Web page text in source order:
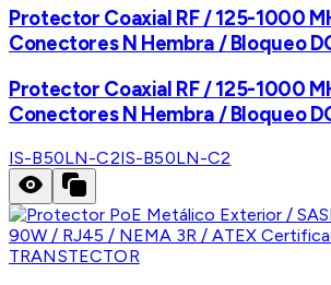
Protector Coaxial RF / 125-1000
Conectores N Hembra / Bloqueo
Protector Coaxial RF / 125-1000
Conectores N Hembra / Bloqueo
IS-B50LN-C2IS-B50LN-C2
TRANSTECTOR